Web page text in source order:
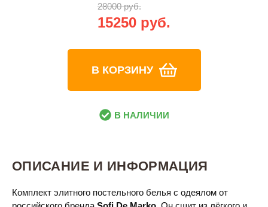
28000 руб.
15250 руб.
В КОРЗИНУ
В НАЛИЧИИ
ОПИСАНИЕ И ИНФОРМАЦИЯ
Комплект элитного постельного белья с одеялом от